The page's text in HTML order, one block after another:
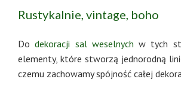
Rustykalnie, vintage, boho
Dodekoracji sal weselnych w tych
elementy, które stworzą jednorodną
czemu zachowamy spójność całej